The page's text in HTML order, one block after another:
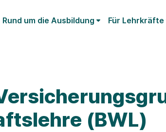
Rund um die Ausbildung Für Lehrkräfte
(BWL)